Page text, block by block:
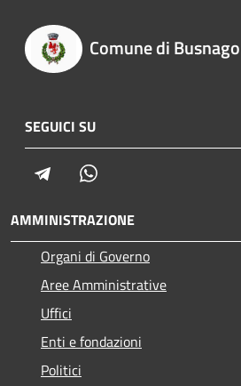
Comune di Busnago
SEGUICI SU
Telegram
AMMINISTRAZIONE
Organi di Governo
Aree Amministrative
Uffici
Enti e fondazioni
Politici